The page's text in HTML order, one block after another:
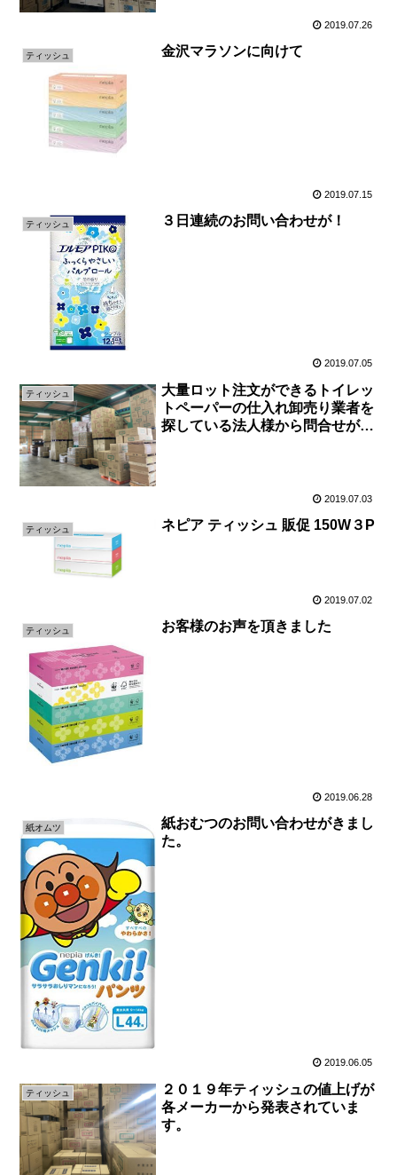
2019.07.26
ティッシュ 金沢マラソンに向けて
2019.07.15
ティッシュ ３日連続のお問い合わせが！
2019.07.05
ティッシュ
大量ロット注文ができるトイレッ
トペーパーの仕入れ卸売り業者を
探している法人様から問合せがき
2019.07.03
ティッシュ ネピア ティッシュ 販促 150W３P
2019.07.02
ティッシュ お客様のお声を頂きました
2019.06.28
紙オムツ
紙おむつのお問い合わせがきまし
た。
2019.06.05
ティッシュ
２０１９年ティッシュの値上げが
各メーカーから発表されていま
す。